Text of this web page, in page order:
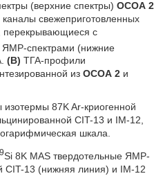
(верхние спектры) ОСОА 2
свежеприготовленных
перекрывающиеся с
ЯМР-спектрами (нижние
(B) ТГА-профили
из ОСОА 2и
изотермы 87K Ar-криогенной
CIT-13 и IM-12,
шкала.
Si 8K MAS твердотельные ЯМР-
CIT-13 (нижняя линия) и IM-12